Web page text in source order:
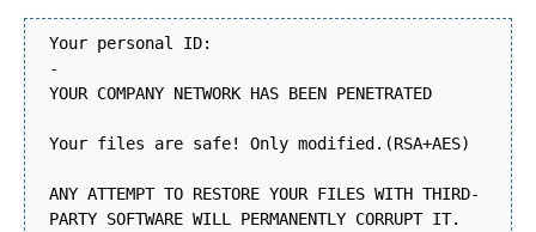
Your personal ID:
-
YOUR COMPANY NETWORK HAS BEEN PENETRATED
Your files are safe! Only modified.(RSA+AES)
ANY ATTEMPT TO RESTORE YOUR FILES WITH THIRD-
PARTY SOFTWARE WILL PERMANENTLY CORRUPT IT.